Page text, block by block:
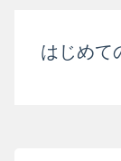
はじめて